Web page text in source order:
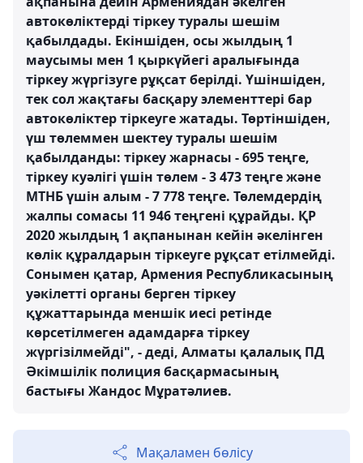
автокөліктерді тіркеу туралы шешім
қабылдады. Екіншіден, осы жылдың 1
маусымы мен 1 қыркүйегі аралығында
тіркеу жүргізуге рұқсат берілді. Үшіншіден,
тек сол жақтағы басқару элементтері бар
автокөліктер тіркеуге жатады. Төртіншіден,
үш төлеммен шектеу туралы шешім
қабылданды: тіркеу жарнасы - 695 теңге,
тіркеу куәлігі үшін төлем - 3 473 теңге және
МТНБ үшін алым - 7 778 теңге. Төлемдердің
жалпы сомасы 11 946 теңгені құрайды. ҚР
2020 жылдың 1 ақпанынан кейін әкелінген
көлік құралдарын тіркеуге рұқсат етілмейді.
Сонымен қатар, Армения Республикасының
уәкілетті органы берген тіркеу
құжаттарында меншік иесі ретінде
көрсетілмеген адамдарға тіркеу
жүргізілмейді", - деді, Алматы қалалық ПД
Әкімшілік полиция басқармасының
бастығы Жандос Мұратәлиев.
Мақаламен бөлісу